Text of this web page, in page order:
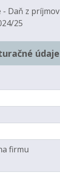
- Daň z príjmov
25
údaje
firmu